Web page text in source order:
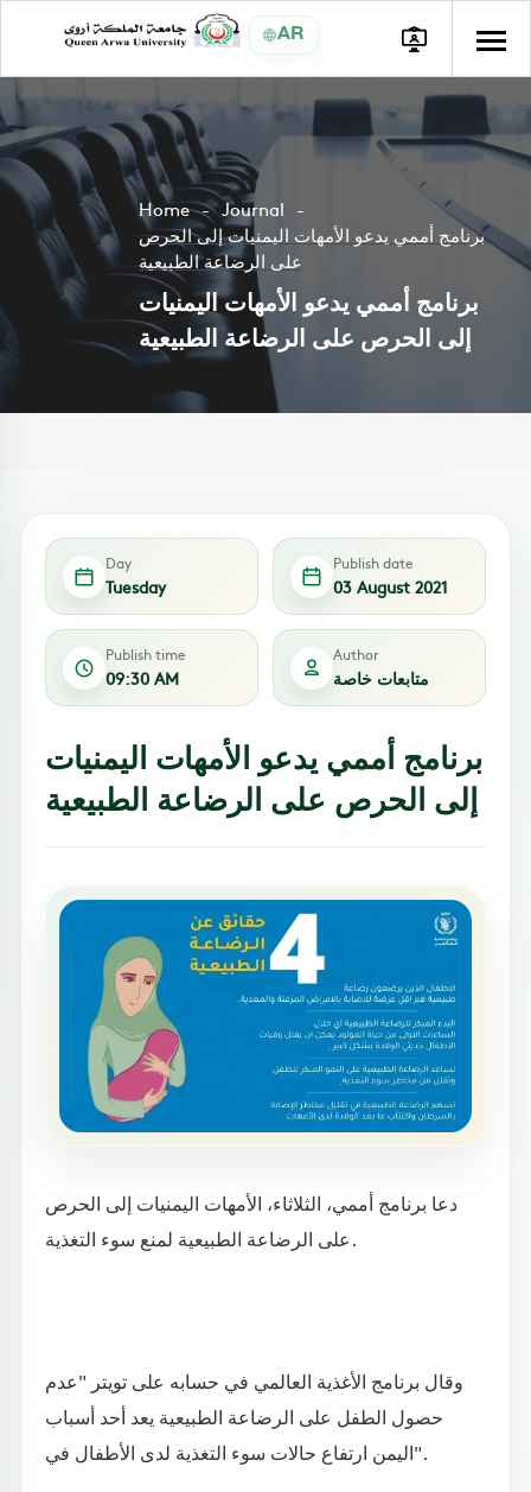
AR
Home
Journal
برنامج أممي يدعو الأمهات اليمنيات إلى الحرص
على الرضاعة الطبيعية
برنامج أممي يدعو الأمهات اليمنيات
إلى الحرص على الرضاعة الطبيعية
Day
Tuesday
Publish date
03 August 2021
Publish time
09:30 AM
Author
متابعات خاصة
برنامج أممي يدعو الأمهات اليمنيات
إلى الحرص على الرضاعة الطبيعية
‏ دعا برنامج أممي، الثلاثاء، الأمهات اليمنيات إلى الحرص
على الرضاعة الطبيعية لمنع سوء التغذية.
وقال برنامج الأغذية العالمي في حسابه على تويتر "عدم
حصول الطفل على الرضاعة الطبيعية يعد أحد أسباب
ارتفاع حالات سوء التغذية لدى الأطفال في ‎اليمن".